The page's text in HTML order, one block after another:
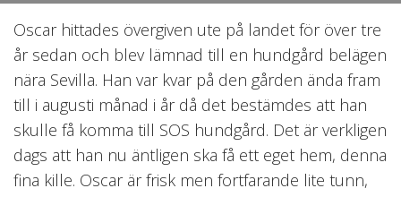
Oscar hittades övergiven ute på landet för över tre
år sedan och blev lämnad till en hundgård belägen
nära Sevilla. Han var kvar på den gården ända fram
till i augusti månad i år då det bestämdes att han
skulle få komma till SOS hundgård. Det är verkligen
dags att han nu äntligen ska få ett eget hem, denna
fina kille. Oscar är frisk men fortfarande lite tunn,